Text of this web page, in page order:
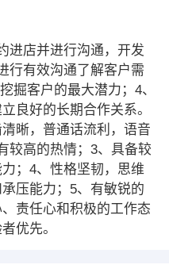
进店并进行沟通，开发
行有效沟通了解客户需
掘客户的最大潜力；4、
良好的长期合作关系。
晰，普通话流利，语音
较高的热情；3、具备较
；4、性格坚韧，思维
压能力；5、有敏锐的
责任心和积极的工作态
优先。